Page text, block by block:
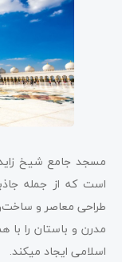
مسجد جامع شیخ
است که از جمله
طراحی معاصر و
مدرن و باستان را با
اسلامی ایجاد می­کند.